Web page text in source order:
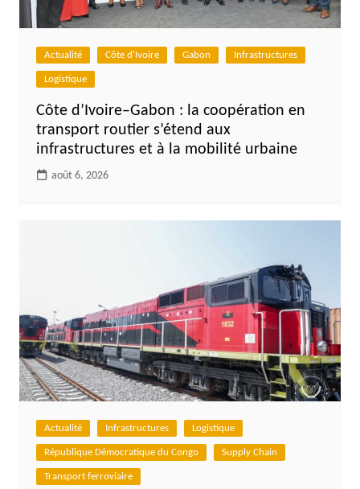
Actualité Côte d'Ivoire Gabon Infrastructures
Logistique
Côte d’Ivoire–Gabon : la coopération en
transport routier s’étend aux
infrastructures et à la mobilité urbaine
août 6, 2026
Actualité Infrastructures Logistique
République Démocratique du Congo Supply Chain
Transport ferroviaire